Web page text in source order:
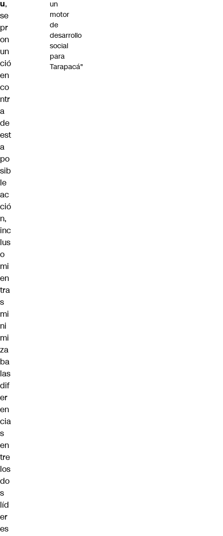
u,
se
pr
on
un
ció
en
co
ntr
a
de
est
a
po
sib
le
ac
ció
n,
inc
lus
o
mi
en
tra
s
mi
ni
mi
za
ba
las
dif
er
en
cia
s
en
tre
los
do
s
líd
er
es
un
motor
de
desarrollo
social
para
Tarapacá"